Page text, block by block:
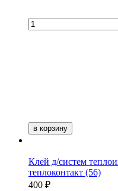
в корзину
Клей д/систем
теплоконтакт (56)
400 ₽